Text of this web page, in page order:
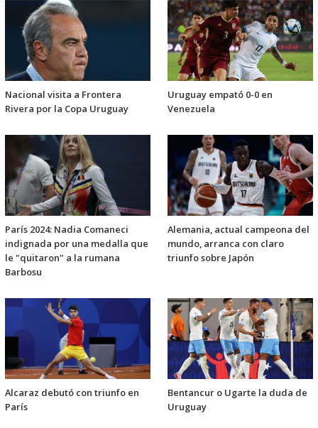
Nacional visita a Frontera
Rivera por la Copa Uruguay
Uruguay empató 0-0 en
Venezuela
París 2024: Nadia Comaneci
indignada por una medalla que
le "quitaron" a la rumana
Barbosu
Alemania, actual campeona del
mundo, arranca con claro
triunfo sobre Japón
Alcaraz debutó con triunfo en
París
Bentancur o Ugarte la duda de
Uruguay